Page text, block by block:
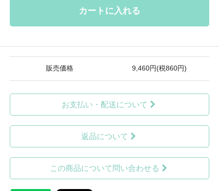
カートに入れる
販売価格 9,460円(税860円)
お支払い・配送について
返品について
この商品について問い合わせる